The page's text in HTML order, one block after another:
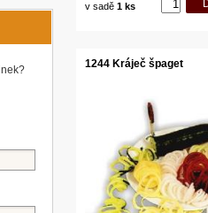
v sadě 1 ks
1244 Kráječ špaget